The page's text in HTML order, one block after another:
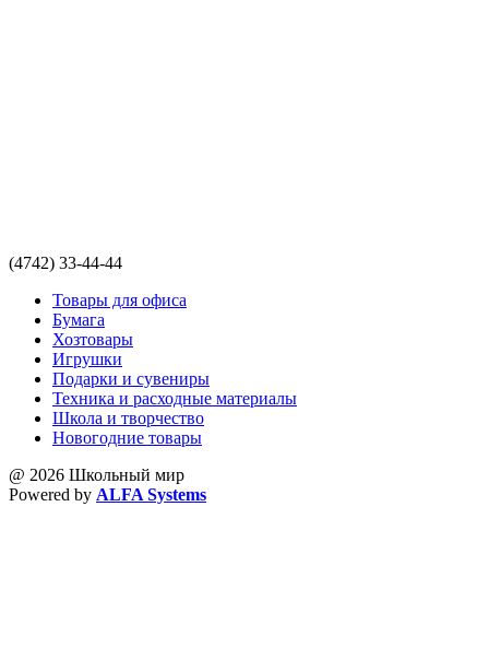
(4742) 33-44-44
Товары для офиса
Бумага
Хозтовары
Игрушки
Подарки и сувениры
Техника и расходные материалы
Школа и творчество
Новогодние товары
@ 2026 Школьный мир
Powered by ALFA Systems